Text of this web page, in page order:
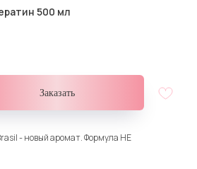
500 мл
Заказать
- новый аромат. Формула НЕ